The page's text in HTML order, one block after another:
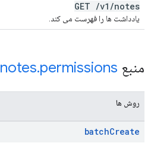
GET /v1 /notes
یادداشت ها را فهرست می کند.
منبع REST: notes.permissions
روش ها
batchCreate